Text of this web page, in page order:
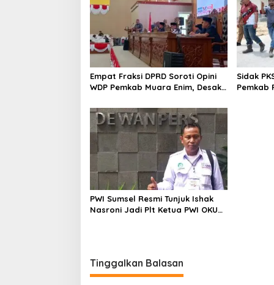
Empat Fraksi DPRD Soroti Opini
WDP Pemkab Muara Enim, Desak
Sidak
Pemkab
PWI Sumsel Resmi Tunjuk Ishak
Nasroni Jadi Plt Ketua PWI OKU
Tinggalkan Balasan